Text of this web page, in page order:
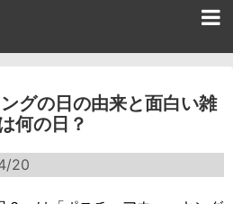
グの日の由来と面白い雑
何の日？
20